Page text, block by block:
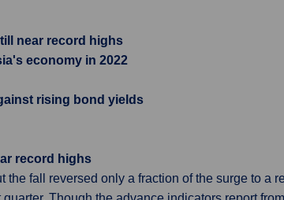
near record highs
economy in 2022
rising bond yields
record highs
fall reversed only a fraction of the surge to a